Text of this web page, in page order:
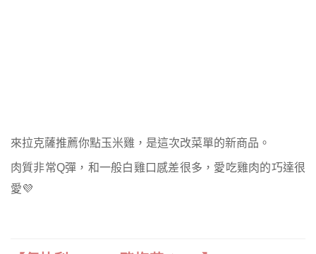
來拉克薩推薦你點玉米雞，是這次改菜單的新商品。
肉質非常Q彈，和一般白雞口感差很多，愛吃雞肉的巧達很
愛💜